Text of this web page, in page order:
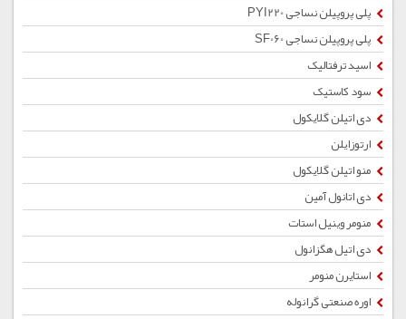
پلی پروپیلن نساجی PYI220
پلی پروپیلن نساجی SF060
اسید ترفتالیک
سود کاستیک
دی اتیلن گلایکول
ارتوزایلن
منو اتیلن گلایکول
دی اتانول آمین
منومر وینیل استات
دی اتیل هگزانول
استایرن منومر
اوره صنعتی گرانوله